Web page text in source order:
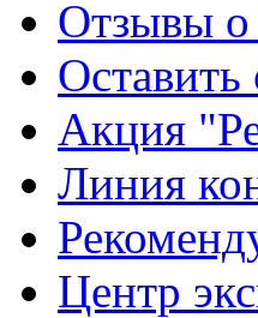
Отзывы о
Оставить
Акция
Линия
Центр